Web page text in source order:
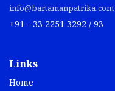
info@bartamanpatrika.com
+91 - 33 2251 3292 / 93
Links
Home